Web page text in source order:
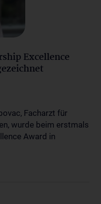
Excellence
Facharzt für
wurde beim erstmals
Award in